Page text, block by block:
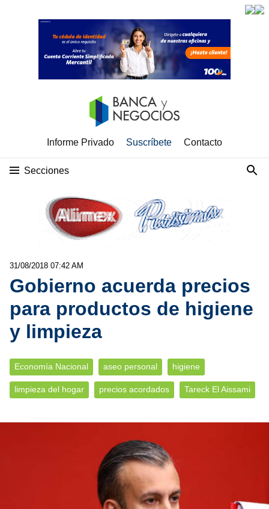
Informe Privado Suscríbete Contacto
Secciones
31/08/2018 07:42 AM
Gobierno acuerda precios
para productos de higiene
y limpieza
Economía Nacional aseo personal higiene
limpieza del hogar precios acordados Tareck El Aissami